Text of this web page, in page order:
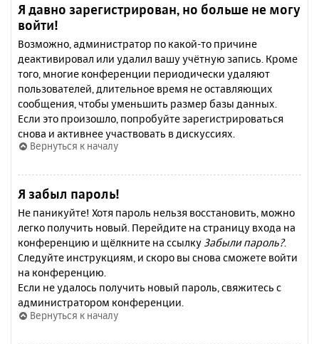
Я давно зарегистрирован, но больше не могу
войти!
Возможно, администратор по какой-то причине
деактивировал или удалил вашу учётную запись. Кроме
того, многие конференции периодически удаляют
пользователей, длительное время не оставляющих
сообщения, чтобы уменьшить размер базы данных.
Если это произошло, попробуйте зарегистрироваться
снова и активнее участвовать в дискуссиях.
Вернуться к началу
Я забыл пароль!
Не паникуйте! Хотя пароль нельзя восстановить, можно
легко получить новый. Перейдите на страницу входа на
конференцию и щёлкните на ссылку Забыли пароль?.
Следуйте инструкциям, и скоро вы снова сможете войти
на конференцию.
Если не удалось получить новый пароль, свяжитесь с
администратором конференции.
Вернуться к началу